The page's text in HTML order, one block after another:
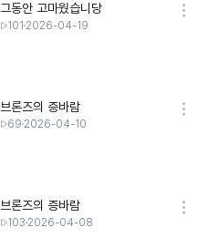
그동안 고마웠습니당
101 2026-04-19
브론즈의 증바람
69 2026-04-10
브론즈의 증바람
103 2026-04-08